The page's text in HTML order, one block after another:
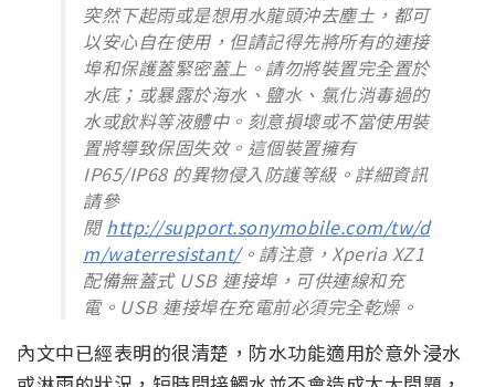
突然下起雨或是想用水龍頭沖去塵土，都可
以安心自在使用，但請記得先將所有的連接
埠和保護蓋緊密蓋上。請勿將裝置完全置於
水底；或暴露於海水、鹽水、氯化消毒過的
水或飲料等液體中。刻意損壞或不當使用裝
置將導致保固失效。這個裝置擁有
IP65/IP68 的異物侵入防護等級。詳細資訊
請參
閱http://support.sonymobile.com/tw/d
m/waterresistant/。請注意，Xperia XZ1
配備無蓋式 USB 連接埠，可供連線和充
電。USB 連接埠在充電前必須完全乾燥。
內文中已經表明的很清楚，防水功能適用於意外浸水